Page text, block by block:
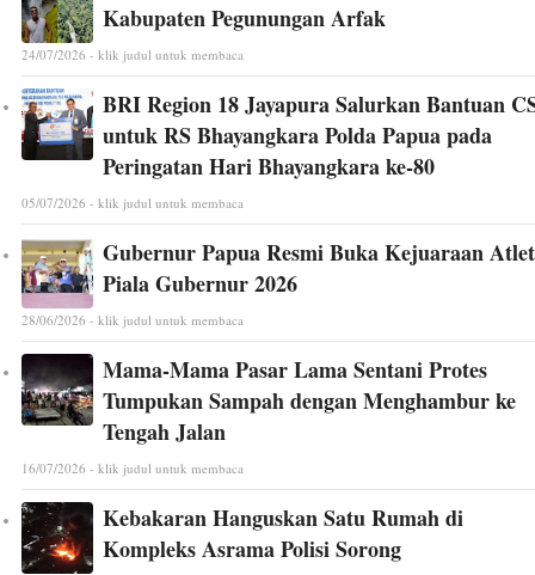
Kabupaten Pegunungan Arfak
24/07/2026 - klik judul untuk membaca
BRI Region 18 Jayapura Salurkan Bantuan
untuk RS Bhayangkara Polda Papua pada
Peringatan Hari Bhayangkara ke-80
05/07/2026 - klik judul untuk membaca
Gubernur Papua Resmi Buka Kejuaraan
Piala Gubernur 2026
28/06/2026 - klik judul untuk membaca
Mama-Mama Pasar Lama Sentani Protes
Tumpukan Sampah dengan Menghambur ke
Tengah Jalan
16/07/2026 - klik judul untuk membaca
Kebakaran Hanguskan Satu Rumah di
Kompleks Asrama Polisi Sorong